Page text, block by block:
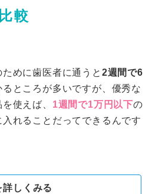
較
めに歯医者に通うと 2週間で6
るところが多いですが、優秀な
使えば、 1週間で1万円以下の
れることだってできるんです
しくみる